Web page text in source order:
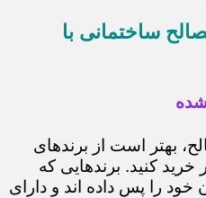
ساختمانی با
بهتر است از برندهای
خرید کنید. برندهایی که
خود را پس داده اند و دارای